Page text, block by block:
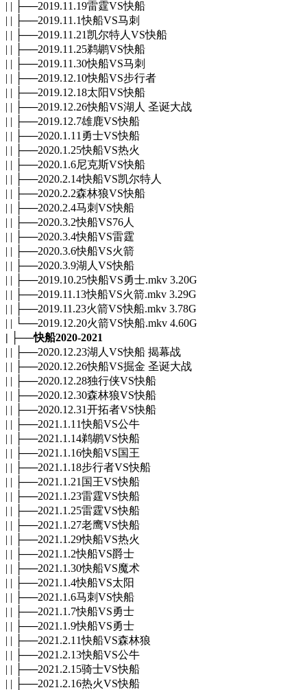
| | ├──2019.11.19雷霆VS快船
| | ├──2019.11.1快船VS马刺
| | ├──2019.11.21凯尔特人VS快船
| | ├──2019.11.25鹈鹕VS快船
| | ├──2019.11.30快船VS马刺
| | ├──2019.12.10快船VS步行者
| | ├──2019.12.18太阳VS快船
| | ├──2019.12.26快船VS湖人 圣诞大战
| | ├──2019.12.7雄鹿VS快船
| | ├──2020.1.11勇士VS快船
| | ├──2020.1.25快船VS热火
| | ├──2020.1.6尼克斯VS快船
| | ├──2020.2.14快船VS凯尔特人
| | ├──2020.2.2森林狼VS快船
| | ├──2020.2.4马刺VS快船
| | ├──2020.3.2快船VS76人
| | ├──2020.3.4快船VS雷霆
| | ├──2020.3.6快船VS火箭
| | ├──2020.3.9湖人VS快船
| | ├──2019.10.25快船VS勇士.mkv 3.20G
| | ├──2019.11.13快船VS火箭.mkv 3.29G
| | ├──2019.11.23火箭VS快船.mkv 3.78G
| | └──2019.12.20火箭VS快船.mkv 4.60G
| ├──快船2020-2021
| | ├──2020.12.23湖人VS快船 揭幕战
| | ├──2020.12.26快船VS掘金 圣诞大战
| | ├──2020.12.28独行侠VS快船
| | ├──2020.12.30森林狼VS快船
| | ├──2020.12.31开拓者VS快船
| | ├──2021.1.11快船VS公牛
| | ├──2021.1.14鹈鹕VS快船
| | ├──2021.1.16快船VS国王
| | ├──2021.1.18步行者VS快船
| | ├──2021.1.21国王VS快船
| | ├──2021.1.23雷霆VS快船
| | ├──2021.1.25雷霆VS快船
| | ├──2021.1.27老鹰VS快船
| | ├──2021.1.29快船VS热火
| | ├──2021.1.2快船VS爵士
| | ├──2021.1.30快船VS魔术
| | ├──2021.1.4快船VS太阳
| | ├──2021.1.6马刺VS快船
| | ├──2021.1.7快船VS勇士
| | ├──2021.1.9快船VS勇士
| | ├──2021.2.11快船VS森林狼
| | ├──2021.2.13快船VS公牛
| | ├──2021.2.15骑士VS快船
| | ├──2021.2.16热火VS快船